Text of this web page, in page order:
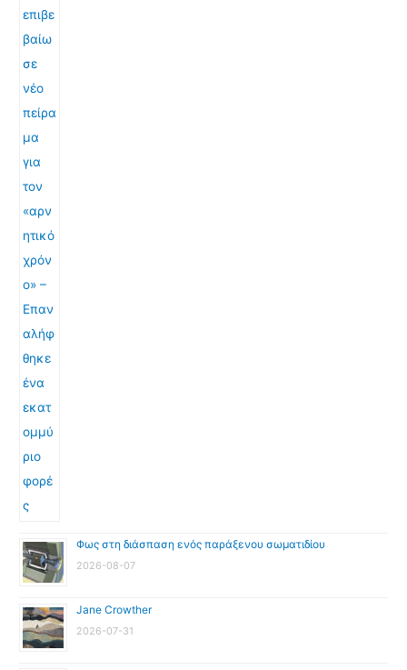
Φως στη διάσπαση ενός παράξενου σωματιδίου
2026-08-07
Jane Crowther
2026-07-31